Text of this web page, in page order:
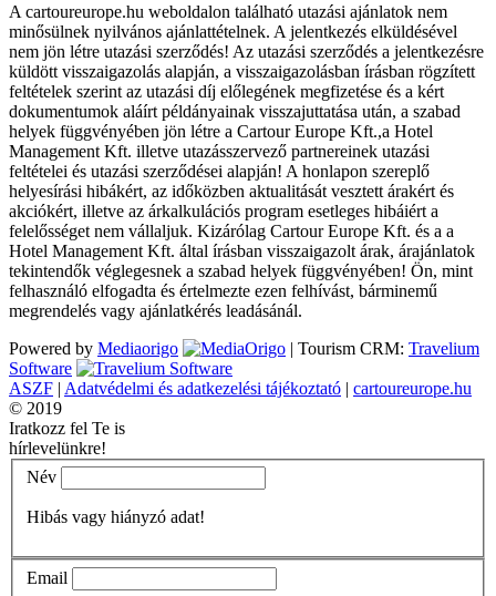
A cartoureurope.hu weboldalon található utazási ajánlatok nem
minősülnek nyilvános ajánlattételnek. A jelentkezés elküldésével
nem jön létre utazási szerződés! Az utazási szerződés a jelentkezésre
küldött visszaigazolás alapján, a visszaigazolásban írásban rögzített
feltételek szerint az utazási díj előlegének megfizetése és a kért
dokumentumok aláírt példányainak visszajuttatása után, a szabad
helyek függvényében jön létre a Cartour Europe Kft.,a Hotel
Management Kft. illetve utazásszervező partnereinek utazási
feltételei és utazási szerződései alapján! A honlapon szereplő
helyesírási hibákért, az időközben aktualitását vesztett árakért és
akciókért, illetve az árkalkulációs program esetleges hibáiért a
felelősséget nem vállaljuk. Kizárólag Cartour Europe Kft. és a a
Hotel Management Kft. által írásban visszaigazolt árak, árajánlatok
tekintendők véglegesnek a szabad helyek függvényében! Ön, mint
felhasználó elfogadta és értelmezte ezen felhívást, bárminemű
megrendelés vagy ajánlatkérés leadásánál.
Powered by Mediaorigo | Tourism CRM: Travelium
Software
ASZF | Adatvédelmi és adatkezelési tájékoztató | cartoureurope.hu
© 2019
Iratkozz fel Te is
hírlevelünkre!
Név
Hibás vagy hiányzó adat!
Email